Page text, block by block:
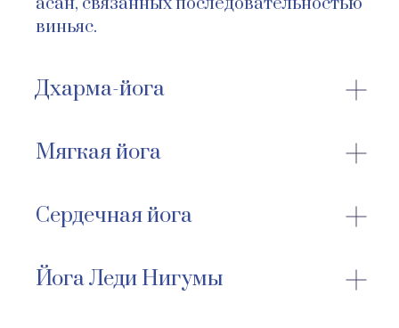
виньяс.
Дхарма-йога
Мягкая йога
Сердечная йога
Йога Леди Нигумы